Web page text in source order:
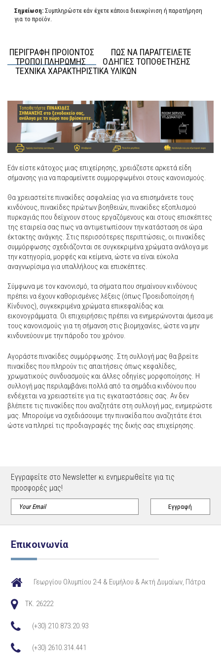
Σημείωση: Συμπληρώστε εάν έχετε κάποια διευκρίνιση ή παρατήρηση
για το προϊόν.
ΠΕΡΙΓΡΑΦΗ ΠΡΟΙΟΝΤΟΣ
ΠΩΣ ΝΑ ΠΑΡΑΓΓΕΙΛΕΤΕ
ΤΡΟΠΟΙ ΠΛΗΡΩΜΗΣ
ΟΔΗΓΙΕΣ ΤΟΠΟΘΕΤΗΣΗΣ
ΤΕΧΝΙΚΑ ΧΑΡΑΚΤΗΡΙΣΤΙΚΑ ΥΛΙΚΩΝ
Εάν είστε κάτοχος μιας επιχείρησης, χρειάζεστε αρκετά είδη
σήμανσης για να παραμείνετε συμμορφωμένοι στους κανονισμούς.
Θα χρειαστείτε πινακίδες ασφαλείας για να επισημάνετε τους
κινδύνους, πινακίδες πρώτων βοηθειών, πινακίδες εξοπλισμού
πυρκαγιάς που δείχνουν στους εργαζόμενους και στους επισκέπτες
της εταιρεία σας πως να αντιμετωπίσουν την κατάσταση σε ώρα
έκτακτης ανάγκης. Στις περισσότερες περιπτώσεις, οι πινακίδες
συμμόρφωσης σχεδιάζονται σε συγκεκριμένα χρώματα ανάλογα με
την κατηγορία, μορφές και κείμενα, ώστε να είναι εύκολα
αναγνωρίσιμα για υπαλλήλους και επισκέπτες.
Σύμφωνα με τον κανονισμό, τα σήματα που σημαίνουν κινδύνους
πρέπει να έχουν καθορισμένες λέξεις (όπως Προειδοποίηση ή
Κίνδυνος), συγκεκριμένα χρώματα επικεφαλίδας και
εικονογράμματα. Οι επιχειρήσεις πρέπει να ενημερώνονται άμεσα με
τους κανονισμούς για τη σήμανση στις βιομηχανίες, ώστε να μην
κινδυνεύουν με την πάροδο του χρόνου.
Αγοράστε πινακίδες συμμόρφωσης. Στη συλλογή μας θα βρείτε
πινακίδες που πληρούν τις απαιτήσεις όπως κεφαλίδες,
χρωματικούς συνδυασμούς και άλλες οδηγίες μορφοποίησης. Η
συλλογή μας περιλαμβάνει πολλά από τα σημάδια κινδύνου που
ενδέχεται να χρειαστείτε για τις εγκαταστάσεις σας. Αν δεν
βλέπετε τις πινακίδες που αναζητάτε στη συλλογή μας, ενημερώστε
μας. Μπορούμε να σχεδιάσουμε την πινακίδα που αναζητάτε έτσι
ώστε να πληρεί τις προδιαγραφές της δικής σας επιχείρησης.
Εγγραφείτε στο Newsletter κι ενημερωθείτε για τις
προσφορές μας!
Επικοινωνία
Γεωργίου Ολυμπίου 2-4 & Ευμήλου & Ακτή Δυμαίων, Πάτρα
TK. 26222
(+30) 210.873.20.93
(+30) 2610.314.441